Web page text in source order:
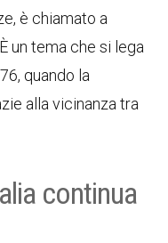
è chiamato a
un tema che si lega
quando la
alla vicinanza tra
continua